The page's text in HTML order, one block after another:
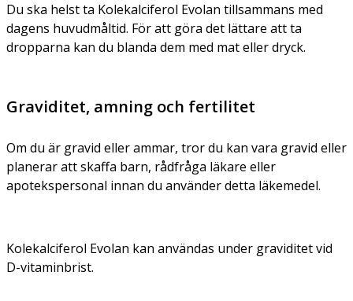
Du ska helst ta Kolekalciferol Evolan tillsammans med
dagens huvudmåltid. För att göra det lättare att ta
dropparna kan du blanda dem med mat eller dryck.
Graviditet, amning och fertilitet
Om du är gravid eller ammar, tror du kan vara gravid eller
planerar att skaffa barn, rådfråga läkare eller
apotekspersonal innan du använder detta läkemedel.
Kolekalciferol Evolan kan användas under graviditet vid
D-vitaminbrist.